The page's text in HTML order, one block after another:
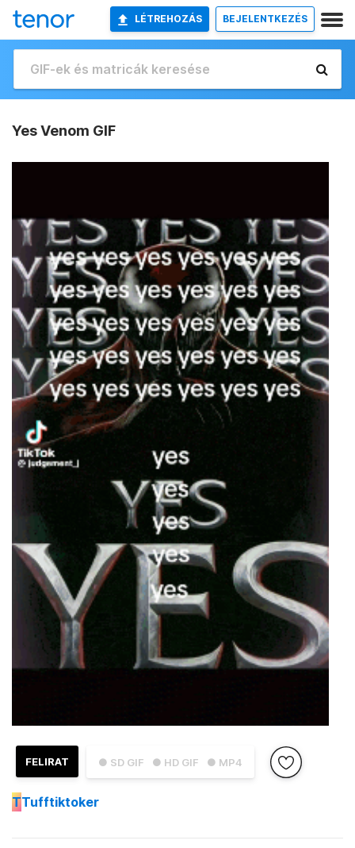
LÉTREHOZÁS BEJELENTKEZÉS
Yes Venom GIF
● SD GIF ● HD GIF ● MP4
FELIRAT
TTufftiktoker